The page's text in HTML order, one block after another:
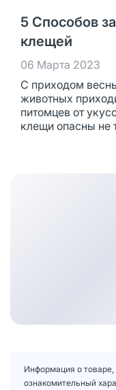
5 Способов
клещей
06 Марта 2023
С приходом
животных
питомцев от
клещи опасны не
Информация о товаре,
ознакомительный